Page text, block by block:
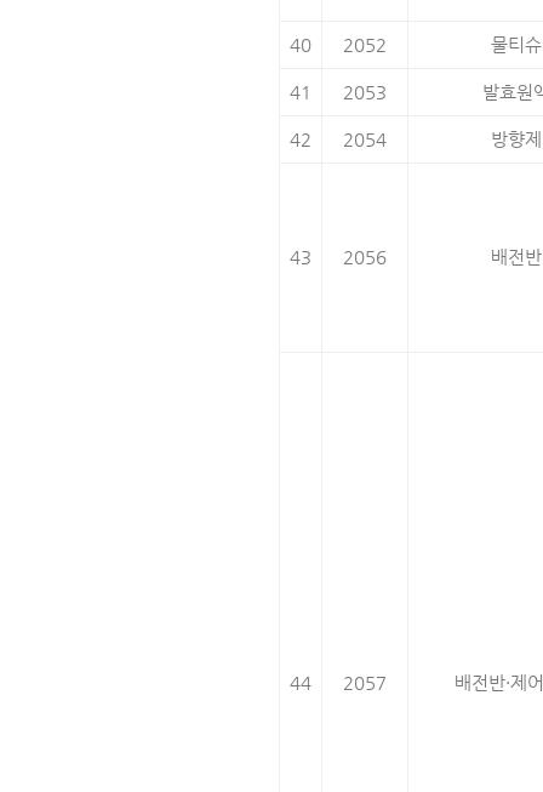
40 2052 물티슈
41 2053 발효원
42 2054 방향제
43 2056 배전반
44 2057 배전반·제